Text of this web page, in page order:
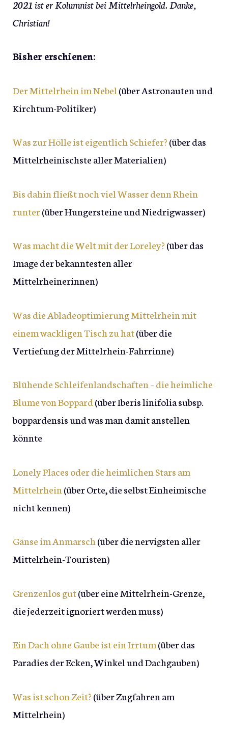
2021 ist er Kolumnist bei Mittelrheingold. Danke,
Christian!
Bisher erschienen:
Der Mittelrhein im Nebel (über Astronauten und
Kirchtum-Politiker)
Was zur Hölle ist eigentlich Schiefer?(über das
Mittelrheinischste aller Materialien)
Bis dahin fließt noch viel Wasser denn Rhein
runter(über Hungersteine und Niedrigwasser)
Was macht die Welt mit der Loreley?(über das
Image der bekanntesten aller
Mittelrheinerinnen)
Was die Abladeoptimierung Mittelrhein mit
einem wackligen Tisch zu hat(über die
Vertiefung der Mittelrhein-Fahrrinne)
Blühende Schleifenlandschaften – die heimliche
Blume von Boppard(über Iberis linifolia subsp.
boppardensis und was man damit anstellen
könnte
Lonely Places oder die heimlichen Stars am
Mittelrhein (über Orte, die selbst Einheimische
nicht kennen)
Gänse im Anmarsch (über die nervigsten aller
Mittelrhein-Touristen)
Grenzenlos gut(über eine Mittelrhein-Grenze,
die jederzeit ignoriert werden muss)
Ein Dach ohne Gaube ist ein Irrtum(über das
Paradies der Ecken, Winkel und Dachgauben)
Was ist schon Zeit?(über Zugfahren am
Mittelrhein)